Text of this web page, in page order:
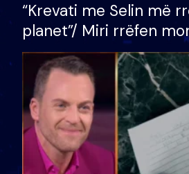
“Krevati me Selin më
planet”/ Miri rrëfen
bukura në shtëpinë e
mungojë zilja e